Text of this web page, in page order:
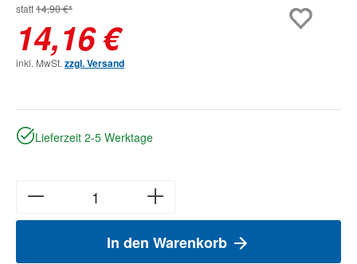
statt14,90 €*
14,16 €
inkl. MwSt. zzgl. Versand
Lieferzeit 2-5 Werktage
In den Warenkorb